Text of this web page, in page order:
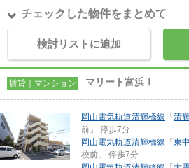
チェックした物件をまとめて
検討リストに追加
賃貸｜マンション マリート富浜Ⅰ
岡山電気軌道清輝橋線 「 清
前」 停歩7分
岡山電気軌道清輝橋線 「 東
校前」 停歩7分